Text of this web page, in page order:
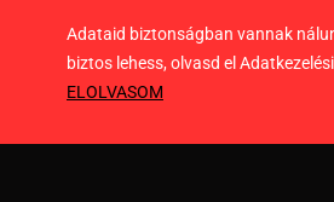
Adataid biztonságban vannak
biztos lehess, olvasd el
ELOLVASOM